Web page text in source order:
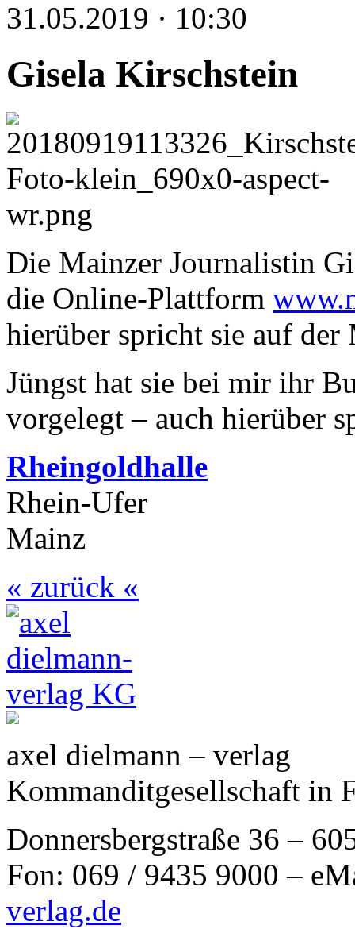
31.05.2019 · 10:30
Gisela Kirschstein
Die Mainzer Journalistin
die Online-Plattform
hierüber spricht sie auf der
Jüngst hat sie bei mir ihr
vorgelegt – auch hierüber
Rheingoldhalle
Rhein-Ufer
Mainz
« zurück «
axel dielmann – verlag
Kommanditgesellschaft in
Donnersbergstraße 36 –
Fon: 069 / 9435 9000 –
verlag.de